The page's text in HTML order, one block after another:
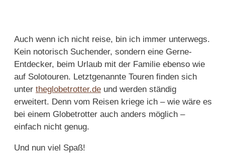
Auch wenn ich nicht reise, bin ich immer unterwegs.
Kein notorisch Suchender, sondern eine Gerne-
Entdecker, beim Urlaub mit der Familie ebenso wie
auf Solotouren. Letztgenannte Touren finden sich
unter theglobetrotter.de und werden ständig
erweitert. Denn vom Reisen kriege ich – wie wäre es
bei einem Globetrotter auch anders möglich –
einfach nicht genug.
Und nun viel Spaß!